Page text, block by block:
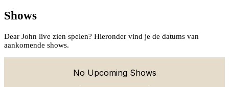
Shows
Dear John live zien spelen? Hieronder vind je de datums van
aankomende shows.
No Upcoming Shows